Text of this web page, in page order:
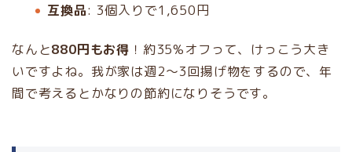
互換品: 3個入りで1,650円
なんと880円もお得 ！約35%オフって、けっこう大き
いですよね。我が家は週2〜3回揚げ物をするので、年
間で考えるとかなりの節約になりそうです。